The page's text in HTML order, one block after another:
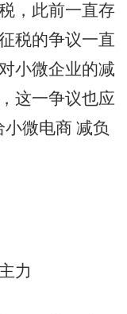
，此前一直存
税的争议一直
小微企业的减
这一争议也应
微电商 减负
力